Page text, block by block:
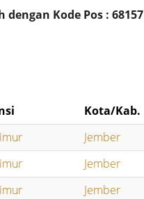
dengan Kode Pos : 68157
Kota/Kab.
Jember
Jember
Jember